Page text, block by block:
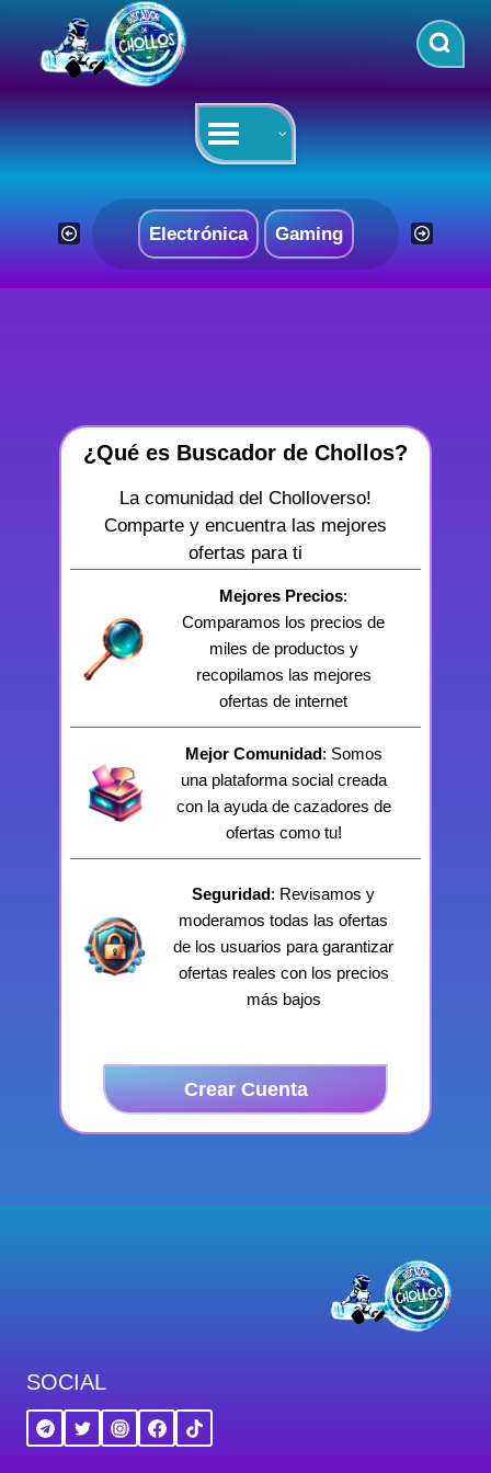
contenido
Electrónica Gaming
¿Qué es Buscador de Chollos?
La comunidad del Cholloverso!
Comparte y encuentra las mejores
ofertas para ti
Mejores Precios:
Comparamos los precios de
miles de productos y
recopilamos las mejores
ofertas de internet
Mejor Comunidad: Somos
una plataforma social creada
con la ayuda de cazadores de
ofertas como tu!
Seguridad: Revisamos y
moderamos todas las ofertas
de los usuarios para garantizar
ofertas reales con los precios
más bajos
Crear Cuenta
SOCIAL